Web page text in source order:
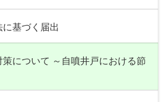
基づく届出
策について ～自噴井戸における節